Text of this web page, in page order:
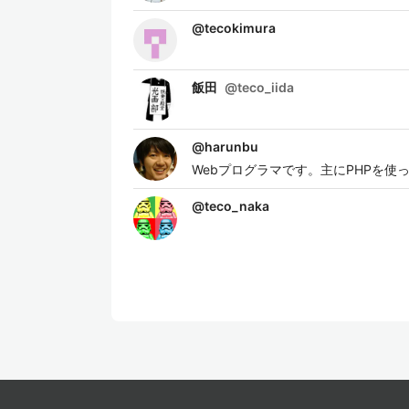
@tecokimura
飯田 @teco_iida
@harunbu
Webプログラマです。主にPHPを使っ
@teco_naka